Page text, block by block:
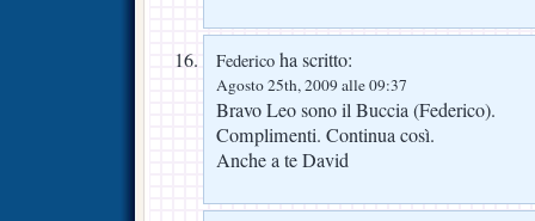
Federico ha scritto:
Agosto 25th, 2009 alle 09:37
Bravo Leo sono il Buccia (Federico).
Complimenti. Continua così.
Anche a te David